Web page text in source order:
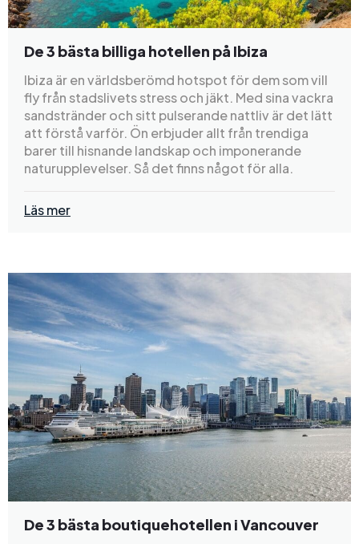
De 3 bästa billiga hotellen på Ibiza
Ibiza är en världsberömd hotspot för dem som vill
fly från stadslivets stress och jäkt. Med sina vackra
sandstränder och sitt pulserande nattliv är det lätt
att förstå varför. Ön erbjuder allt från trendiga
barer till hisnande landskap och imponerande
naturupplevelser. Så det finns något för alla.
Läs mer
De 3 bästa boutiquehotellen i Vancouver